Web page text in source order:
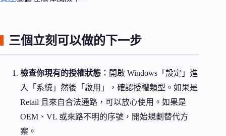
三個立刻可以做的下一步
檢查你現有的授權狀態 ：開啟 Windows「設定」進
入「系統」然後「啟用」，確認授權類型。如果是
Retail 且來自合法通路，可以放心使用。如果是
OEM、VL 或來路不明的序號，開始規劃替代方
案。